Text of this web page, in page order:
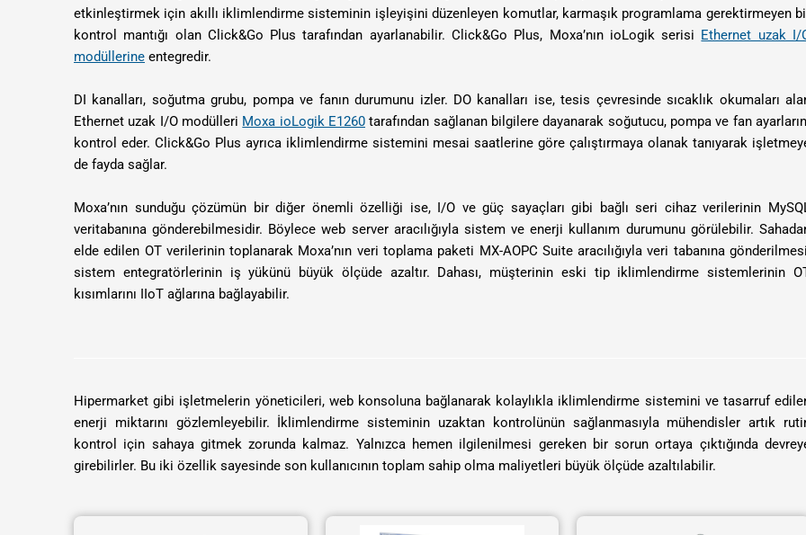
etkinleştirmek için akıllı iklimlendirme sisteminin işleyişini düzenleyen komutlar, karmaşık programlama gerektirmeyen
kontrol mantığı olan Click&Go Plus tarafından ayarlanabilir. Click&Go Plus, Moxa’nın ioLogik serisi Ethernet uzak I/
modüllerine entegredir.
DI kanalları, soğutma grubu, pompa ve fanın durumunu izler. DO kanalları ise, tesis çevresinde sıcaklık okumaları
Ethernet uzak I/O modülleri Moxa ioLogik E1260 tarafından sağlanan bilgilere dayanarak soğutucu, pompa ve fan
kontrol eder. Click&Go Plus ayrıca iklimlendirme sistemini mesai saatlerine göre çalıştırmaya olanak tanıyarak
de fayda sağlar.
Moxa’nın sunduğu çözümün bir diğer önemli özelliği ise, I/O ve güç sayaçları gibi bağlı seri cihaz verilerinin
veritabanına gönderebilmesidir. Böylece web server aracılığıyla sistem ve enerji kullanım durumunu görülebilir.
elde edilen OT verilerinin toplanarak Moxa’nın veri toplama paketi MX-AOPC Suite aracılığıyla veri tabanına
sistem entegratörlerinin iş yükünü büyük ölçüde azaltır. Dahası, müşterinin eski tip iklimlendirme sistemlerinin
kısımlarını IIoT ağlarına bağlayabilir.
Hipermarket gibi işletmelerin yöneticileri, web konsoluna bağlanarak kolaylıkla iklimlendirme sistemini ve tasarruf
enerji miktarını gözlemleyebilir. İklimlendirme sisteminin uzaktan kontrolünün sağlanmasıyla mühendisler artık
kontrol için sahaya gitmek zorunda kalmaz. Yalnızca hemen ilgilenilmesi gereken bir sorun ortaya çıktığında
girebilirler. Bu iki özellik sayesinde son kullanıcının toplam sahip olma maliyetleri büyük ölçüde azaltılabilir.